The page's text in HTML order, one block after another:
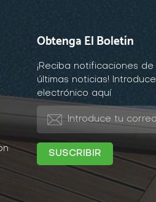
Obtenga El Boletín
¡Reciba notificaciones
últimas noticias!
electrónico aquí